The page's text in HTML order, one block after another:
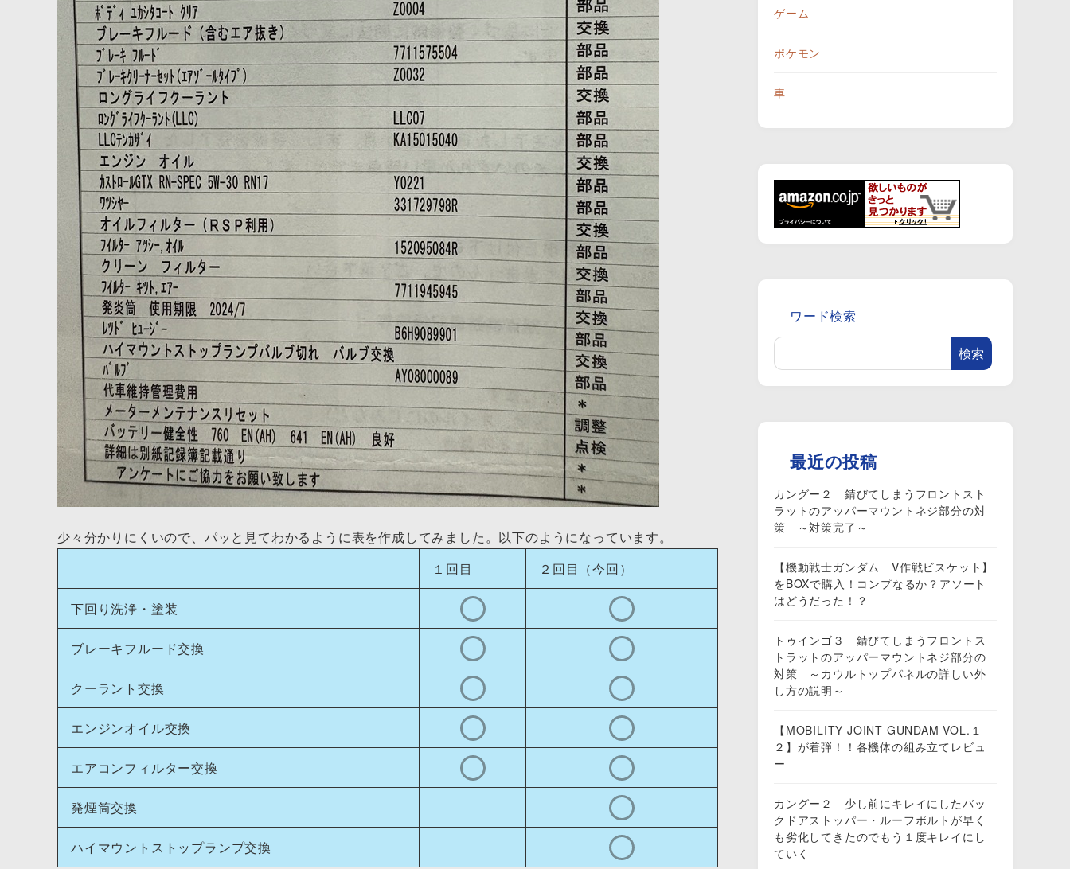
少々分かりにくいので、パッと見てわかるように表を作成してみました。以下のようになっています。
１回目
２回目（今回）
下回り洗浄・塗装
ブレーキフルード交換
クーラント交換
エンジンオイル交換
エアコンフィルター交換
発煙筒交換
ハイマウントストップランプ交換
ゲーム
ポケモン
車
ワード検索
検索
最近の投稿
カングー２ 錆びてしまうフロントスト
ラットのアッパーマウントネジ部分の対
策 ～対策完了～
【機動戦士ガンダム V作戦ビスケット】
をBOXで購入！コンプなるか？アソート
はどうだった！？
トゥインゴ３ 錆びてしまうフロントス
トラットのアッパーマウントネジ部分の
対策 ～カウルトップパネルの詳しい外
し方の説明～
【MOBILITY JOINT GUNDAM VOL.１
２】が着弾！！各機体の組み立てレビュ
ー
カングー２ 少し前にキレイにしたバッ
クドアストッパー・ルーフボルトが早く
も劣化してきたのでもう１度キレイにし
ていく